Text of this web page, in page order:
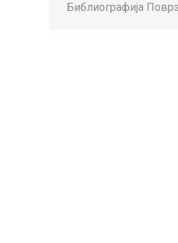
Библиографија